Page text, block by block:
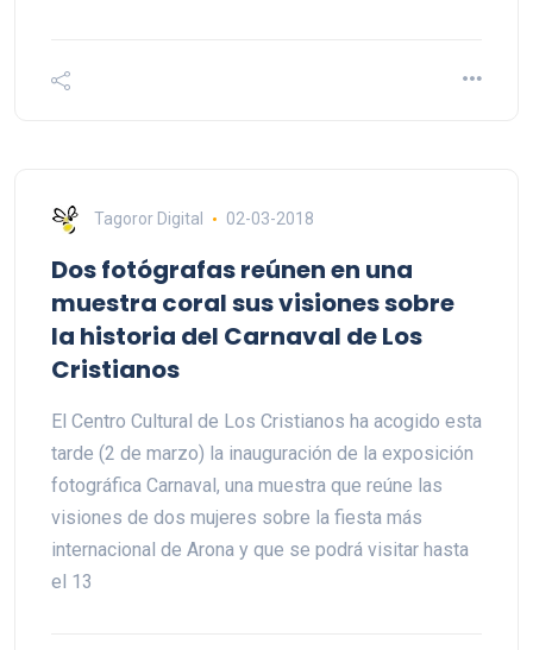
Tagoror Digital 02-03-2018
Dos fotógrafas reúnen en una
muestra coral sus visiones sobre
la historia del Carnaval de Los
Cristianos
El Centro Cultural de Los Cristianos ha acogido esta
tarde (2 de marzo) la inauguración de la exposición
fotográfica Carnaval, una muestra que reúne las
visiones de dos mujeres sobre la fiesta más
internacional de Arona y que se podrá visitar hasta
el 13